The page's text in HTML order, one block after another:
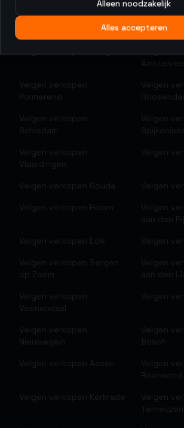
Velgen verkopenHeerlen
Velgen
Hilversum
Velgen verkopen
Purmerend
Velgen
Velgen verkopen
Schiedam
Velgen
Velgen verkopen
Vlaardingen
Velgen
Velgen verkopen Gouda Velgen
Velgen verkopen Hoorn Velgen
aan den
Velgen verkopen Ede Velgen
Velgen verkopen Bergen
op Zoom
Velgen
aan den
Velgen verkopen
Veenendaal
Velgen
Velgen verkopen
Nieuwegein
Velgen
Bosch
Velgen verkopen Assen
Velgen
Roermond
Velgen verkopen Kerkrade
Velgen
Terneuzen
Alleen noodzakelijk
Alles accepteren